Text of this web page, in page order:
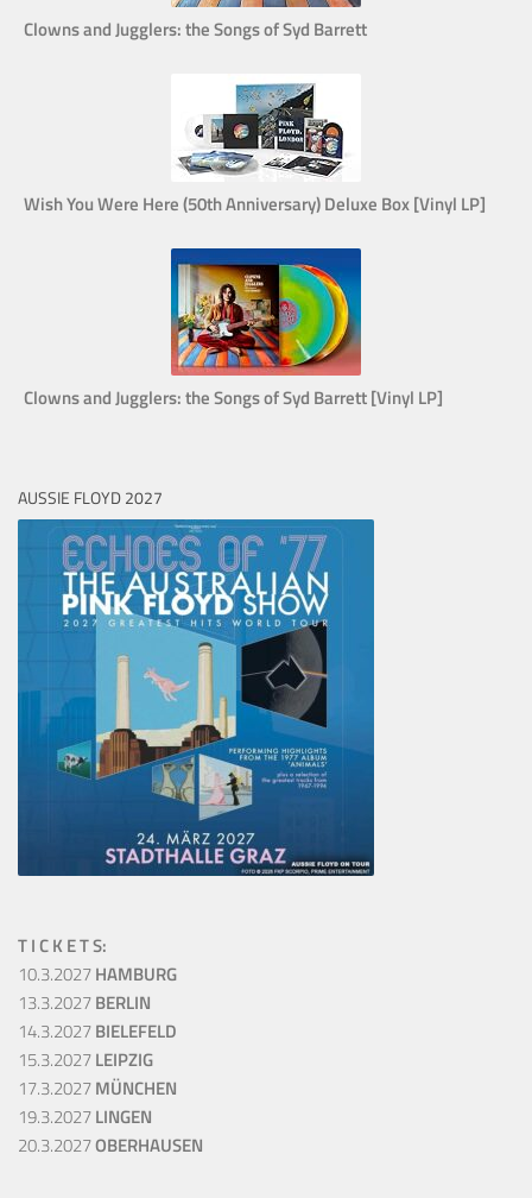
Clowns and Jugglers: the Songs of Syd Barrett
Wish You Were Here (50th Anniversary) Deluxe Box [Vinyl LP]
Clowns and Jugglers: the Songs of Syd Barrett [Vinyl LP]
AUSSIE FLOYD 2027
T I C K E T S:
10.3.2027HAMBURG
13.3.2027BERLIN
14.3.2027BIELEFELD
15.3.2027LEIPZIG
17.3.2027MÜNCHEN
19.3.2027LINGEN
20.3.2027OBERHAUSEN